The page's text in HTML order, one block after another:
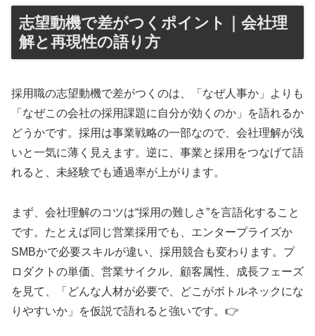
志望動機で差がつくポイント｜会社理
解と再現性の語り方
採用職の志望動機で差がつくのは、「なぜ人事か」よりも
「なぜこの会社の採用課題に自分が効くのか」を語れるか
どうかです。採用は事業戦略の一部なので、会社理解が浅
いと一気に薄く見えます。逆に、事業と採用をつなげて語
れると、未経験でも通過率が上がります。
まず、会社理解のコツは“採用の難しさ”を言語化すること
です。たとえば同じ営業採用でも、エンタープライズか
SMBかで必要スキルが違い、採用競合も変わります。プ
ロダクトの単価、営業サイクル、顧客属性、成長フェーズ
を見て、「どんな人材が必要で、どこがボトルネックにな
りやすいか」を仮説で語れると強いです。👉